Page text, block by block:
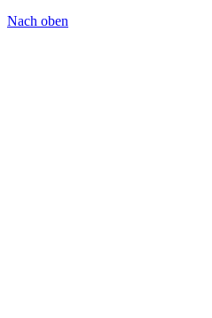
Nach oben